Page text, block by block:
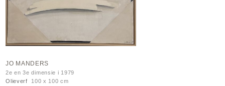
JO MANDERS
2e en 3e dimensie i 1979
Olieverf 100 x 100 cm